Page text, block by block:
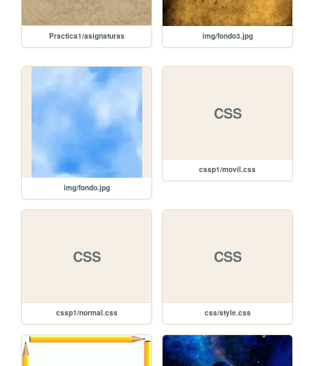
Practica1/asignaturas img/fondo3.jpg
img/fondo.jpg
CSS
cssp1/movil.css
CSS
cssp1/normal.css
CSS
css/style.css